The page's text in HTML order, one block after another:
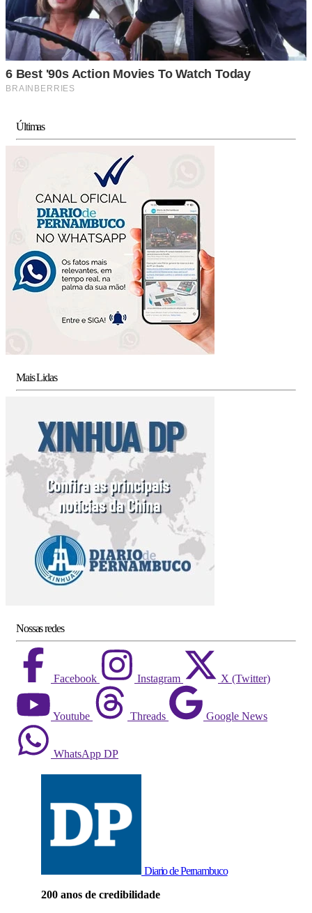
Últimas
Mais Lidas
Nossas redes
Facebook Instagram X (Twitter)
Youtube Threads Google News
WhatsApp DP
Diario de Pernambuco
200 anos de credibilidade